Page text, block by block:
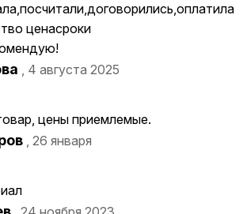
ценасроки
, 4 августа 2025
цены приемлемые.
, 26 января